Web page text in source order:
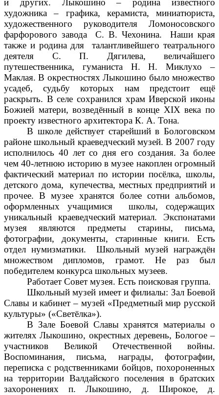
и других. Лыкошино – родина известного
художника – графика, керамиста, миниатюриста,
художественного руководителя Ломоносовского
фарфорового завода С. В. Чехонина. Наши края
также и родина для талантливейшего театрального
деятеля С. П. Дягилева, величайшего
путешественника, гуманиста Н. Н. Миклухо –
Маклая. В окрестностях Лыкошино было множество
усадеб, судьбу которых нам предстоит ещё
раскрыть. В селе сохранился храм Иверской иконы
Божией матери, возведённый в конце XIX века по
проекту известного архитектора К. А. Тона.
В школе действует старейший в Бологовском
районе школьный краеведческий музей. В 2007 году
исполнилось 40 лет со дня его создания. За более
чем 40-летнюю историю в музее накоплен огромный
фактический материал по истории посёлка, школы,
детского дома, купечества, местных предприятий и
прочее. В музее хранятся более сотни альбомов,
оформленных учащимися школы, содержащих
уникальный краеведческий материал. Экспонатами
музея являются предметы старины, письма,
фотографии, документы, старинные книги. Есть
отдел нумизматики. Школьный музей награждён
множеством дипломов, грамот. Не раз был
победителем конкурса школьных музеев.
Работает Совет музея. Есть поисковая группа.
Школьный музей имеет и филиалы: Зал Боевой
Славы и кабинет – музей «Предметный мир русской
культуры» («Светёлка»).
В Зале Боевой Славы хранятся материалы о
жителях Лыкошино, окрестных деревень, Бологое –
участников Великой Отечественной войны.
Воспоминания, письма, награды, фотографии,
переписка с родственниками бойцов, похороненных
на территории Валдайского поселения в братских
захоронениях п. Лыкошино, д. Широкое, д.